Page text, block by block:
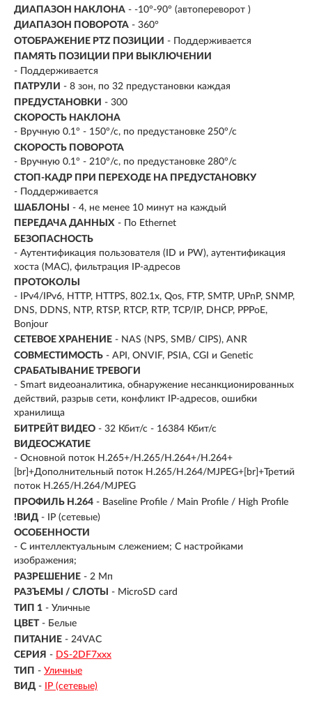
ДИАПАЗОН НАКЛОНА - -10°-90° (автопереворот )
ДИАПАЗОН ПОВОРОТА - 360°
ОТОБРАЖЕНИЕ PTZ ПОЗИЦИИ - Поддерживается
ПАМЯТЬ ПОЗИЦИИ ПРИ ВЫКЛЮЧЕНИИ
- Поддерживается
ПАТРУЛИ - 8 зон, по 32 предустановки каждая
ПРЕДУСТАНОВКИ - 300
СКОРОСТЬ НАКЛОНА
- Вручную 0.1° - 150°/с, по предустановке 250°/с
СКОРОСТЬ ПОВОРОТА
- Вручную 0.1° - 210°/с, по предустановке 280°/с
СТОП-КАДР ПРИ ПЕРЕХОДЕ НА ПРЕДУСТАНОВКУ
- Поддерживается
ШАБЛОНЫ
- 4, не менее 10 минут на каждый
ПЕРЕДАЧА ДАННЫХ - По Ethernet
БЕЗОПАСНОСТЬ
- Аутентификация пользователя (ID и PW), аутентификация
хоста (MAC), фильтрация IP-адресов
ПРОТОКОЛЫ
- IPv4/IPv6, HTTP, HTTPS, 802.1x, Qos, FTP, SMTP, UPnP, SNMP,
DNS, DDNS, NTP, RTSP, RTCP, RTP, TCP/IP, DHCP, PPPoE,
Bonjour
СЕТЕВОЕ ХРАНЕНИЕ - NAS (NPS, SMB/ CIPS), ANR
СОВМЕСТИМОСТЬ - API, ONVIF, PSIA, CGI и Genetic
СРАБАТЫВАНИЕ ТРЕВОГИ
- Smart видеоаналитика, обнаружение несанкционированных
действий, разрыв сети, конфликт IP-адресов, ошибки
хранилища
БИТРЕЙТ ВИДЕО - 32 Кбит/с - 16384 Кбит/с
ВИДЕОСЖАТИЕ
- Основной поток H.265+/H.265/H.264+/H.264+
[br]+Дополнительный поток H.265/H.264/MJPEG+[br]+Третий
поток H.265/H.264/MJPEG
ПРОФИЛЬ H.264 - Baseline Profile / Main Profile / High Profile
!ВИД - IP (сетевые)
ОСОБЕННОСТИ
- С интеллектуальным слежением; С настройками
изображения;
РАЗРЕШЕНИЕ - 2 Мп
РАЗЪЕМЫ / СЛОТЫ
- MicroSD card
ТИП 1 - Уличные
ЦВЕТ - Белые
ПИТАНИЕ - 24VAC
СЕРИЯ - DS-2DF7ххх
ТИП - Уличные
ВИД - IP (сетевые)